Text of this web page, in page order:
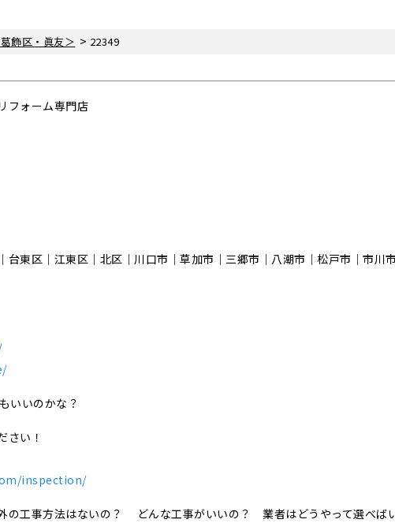
飾区・眞友＞ > 22349
フォーム専門店
東区｜江東区｜北区｜川口市｜草加市｜三郷市｜八潮市｜松⼾市｜市川
いいのかな？
さい！
inspection/
の工事方法はないの？ どんな工事がいいの？ 業者はどうやって選べば